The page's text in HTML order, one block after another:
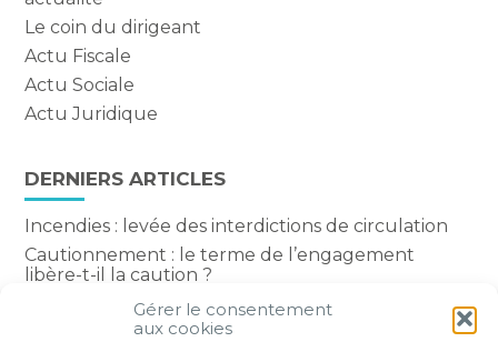
Gérer le consentement
aux cookies
Le coin du dirigeant
Actu Fiscale
Actu Sociale
Actu Juridique
DERNIERS ARTICLES
Incendies : levée des interdictions de circulation
Cautionnement : le terme de l’engagement
libère-t-il la caution ?
Transport fluvial de marchandises : une aide
financière bienvenue